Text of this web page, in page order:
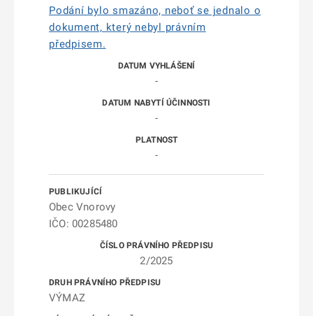
Podání bylo smazáno, neboť se jednalo o
dokument, který nebyl právním
předpisem.
-
-
-
Obec Vnorovy
IČO: 00285480
2/2025
VÝMAZ